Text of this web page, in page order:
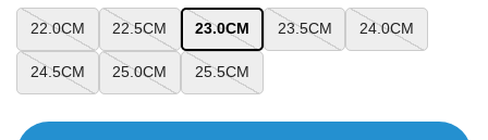
22.0CM 22.5CM 23.0CM 23.5CM 24.0CM
24.5CM 25.0CM 25.5CM